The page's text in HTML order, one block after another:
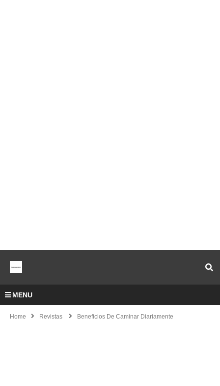
MENU
Home Revistas Beneficios De Caminar Diariamente